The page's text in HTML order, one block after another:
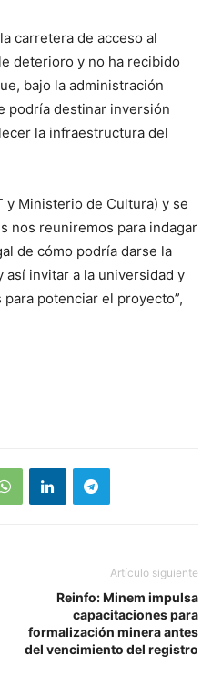
carretera de acceso al
deterioro y no ha recibido
bajo la administración
podría destinar inversión
la infraestructura del
y Ministerio de Cultura) y se
nos reuniremos para indagar
de cómo podría darse la
invitar a la universidad y
potenciar el proyecto”,
Artículo siguiente
Reinfo: Minem impulsa
capacitaciones para
formalización minera antes
del vencimiento del registro